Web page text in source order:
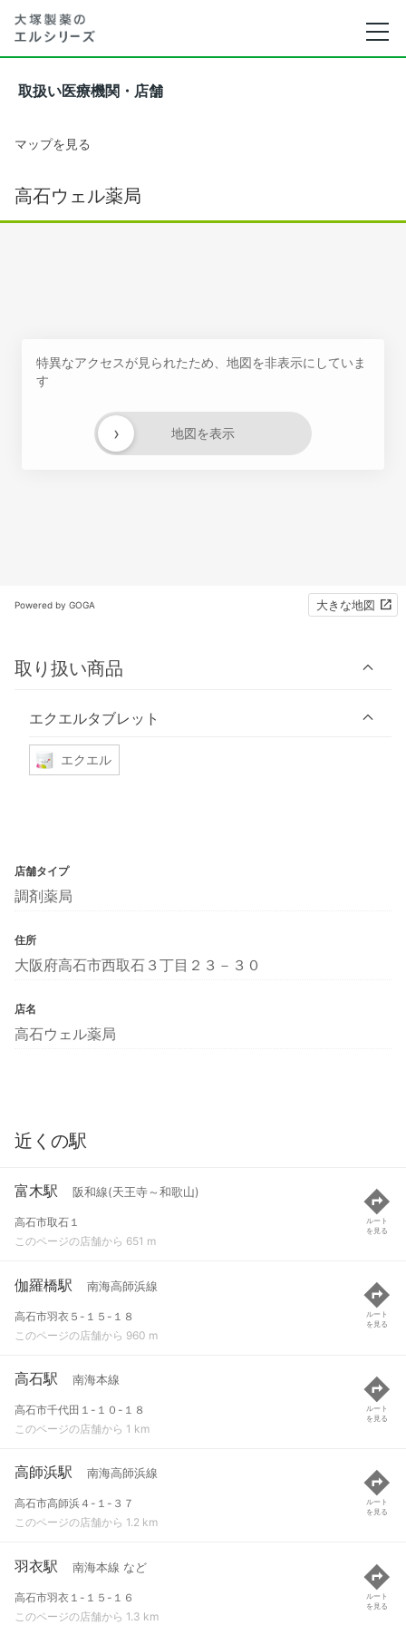
取扱い医療機関・店舗
マップを見る
高石ウェル薬局
特異なアクセスが見られたため、地図を非表示にしていま
す
地図を表示
›
Powered by GOGA 大きな地図
取り扱い商品
エクエルタブレット
エクエル
店舗タイプ
調剤薬局
住所
大阪府高石市西取石３丁目２３－３０
店名
高石ウェル薬局
近くの駅
富木駅 阪和線(天王寺～和歌山)
高石市取石１
このページの店舗から 651 m
ルート
を見る
伽羅橋駅 南海高師浜線
高石市羽衣５-１５-１８
このページの店舗から 960 m
ルート
を見る
高石駅 南海本線
高石市千代田１-１０-１８
このページの店舗から 1 km
ルート
を見る
高師浜駅 南海高師浜線
高石市高師浜４-１-３７
このページの店舗から 1.2 km
ルート
を見る
羽衣駅 南海本線 など
高石市羽衣１-１５-１６
このページの店舗から 1.3 km
ルート
を見る